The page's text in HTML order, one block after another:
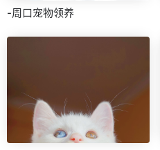
-周口宠物领养